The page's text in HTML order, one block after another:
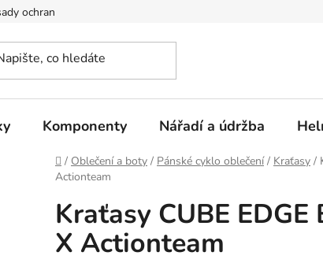
ochrany osobních údajů
Komponenty Nářadí a údržba
Domů
/ Oblečení a boty / Pánské cyklo oblečení / Kraťasy /
Actionteam
Kraťasy CUBE
X Actionteam